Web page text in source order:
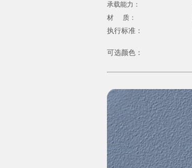
承载能力：
材 质：
执行标准：
可选颜色：